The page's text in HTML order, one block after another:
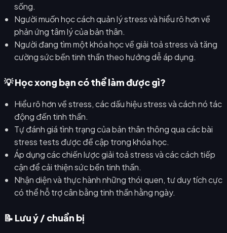
sống.
Người muốn học cách quản lý stress và hiểu rõ hơn về
phản ứng tâm lý của bản thân.
Người đang tìm một khóa học về giải toả stress và tăng
cường sức bền tinh thần theo hướng dễ áp dụng.
💡 Học xong bạn có thể làm được gì?
Hiểu rõ hơn về stress, các dấu hiệu stress và cách nó tác
động đến tinh thần.
Tự đánh giá tình trạng của bản thân thông qua các bài
stress tests được đề cập trong khóa học.
Áp dụng các chiến lược giải toả stress và các cách tiếp
cận để cải thiện sức bền tinh thần.
Nhận diện và thực hành những thói quen, tư duy tích cực
có thể hỗ trợ cân bằng tinh thần hằng ngày.
📝 Lưu ý / chuẩn bị